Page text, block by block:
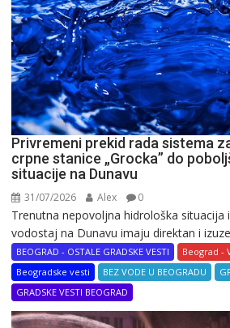
Privremeni prekid rada sistema
crpne stanice „Grocka” do
situacije na Dunavu
31/07/2026 Alex 0
Trenutna nepovoljna hidrološka situacija
vodostaj na Dunavu imaju direktan i
BEOGRAD - OSTALE GRADSKE VESTI
Beograd -
Beogradske vesti
BEZ VODE U BEOGRADU
GRADSKE VESTI BEOGRAD